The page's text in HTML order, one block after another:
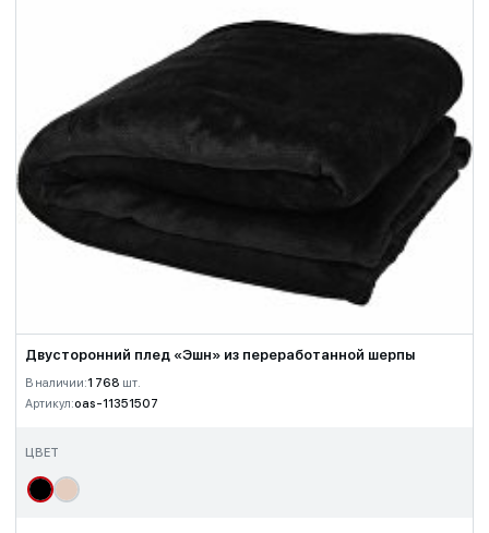
Двусторонний плед «Эшн» из переработанной шерпы
В наличии:1 768 шт.
Артикул:oas-11351507
ЦВЕТ